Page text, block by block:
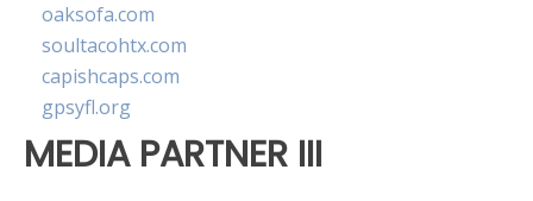
oaksofa.com
soultacohtx.com
capishcaps.com
gpsyfl.org
MEDIA PARTNER III